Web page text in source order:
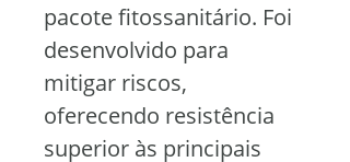
pacote fitossanitário. Foi
desenvolvido para
mitigar riscos,
oferecendo resistência
superior às principais